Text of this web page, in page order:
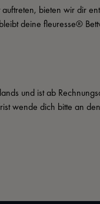
bieten wir dir
deine fleuresse®
und ist ab
wende dich bitte an